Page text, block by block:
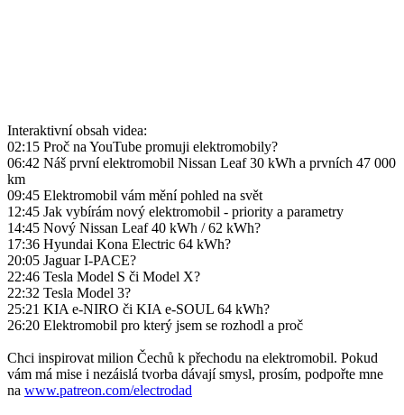
Interaktivní obsah videa:
02:15 Proč na YouTube promuji elektromobily?
06:42 Náš první elektromobil Nissan Leaf 30 kWh a prvních 47 000
km
09:45 Elektromobil vám mění pohled na svět
12:45 Jak vybírám nový elektromobil - priority a parametry
14:45 Nový Nissan Leaf 40 kWh / 62 kWh?
17:36 Hyundai Kona Electric 64 kWh?
20:05 Jaguar I-PACE?
22:46 Tesla Model S či Model X?
22:32 Tesla Model 3?
25:21 KIA e-NIRO či KIA e-SOUL 64 kWh?
26:20 Elektromobil pro který jsem se rozhodl a proč
Chci inspirovat milion Čechů k přechodu na elektromobil. Pokud
vám má mise i nezáislá tvorba dávají smysl, prosím, podpořte mne
na www.patreon.com/electrodad